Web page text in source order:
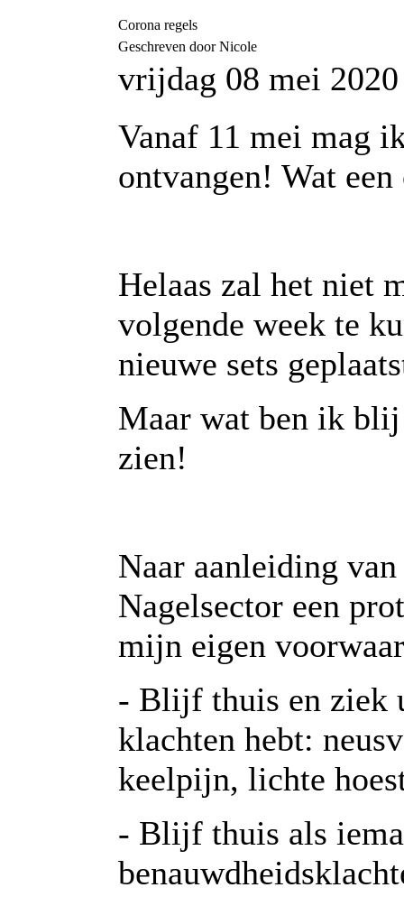
Corona regels
Geschreven door Nicole
vrijdag 08 mei
Vanaf 11 mei mag
ontvangen! Wat
Helaas zal het niet
volgende week te
nieuwe sets
Maar wat ben ik blij
zien!
Naar aanleiding
Nagelsector een
mijn eigen
- Blijf thuis en ziek
klachten hebt:
keelpijn, lichte
- Blijf thuis als